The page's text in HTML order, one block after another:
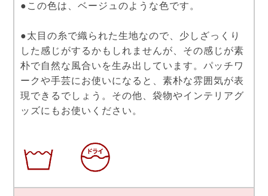
●この色は、ベージュのような色です。
●太目の糸で織られた生地なので、少しざっくり
した感じがするかもしれませんが、その感じが素
朴で自然な風合いを生み出しています。パッチワ
ークや手芸にお使いになると、素朴な雰囲気が表
現できるでしょう。その他、袋物やインテリアグ
ッズにもお使いください。